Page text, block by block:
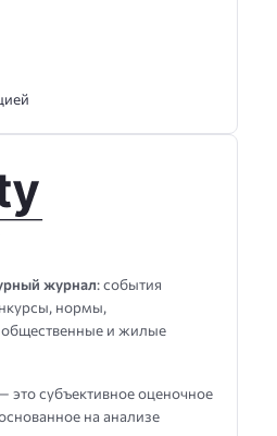
журнал: события
нормы,
общественные и жилые
— это субъективное оценочное
на анализе